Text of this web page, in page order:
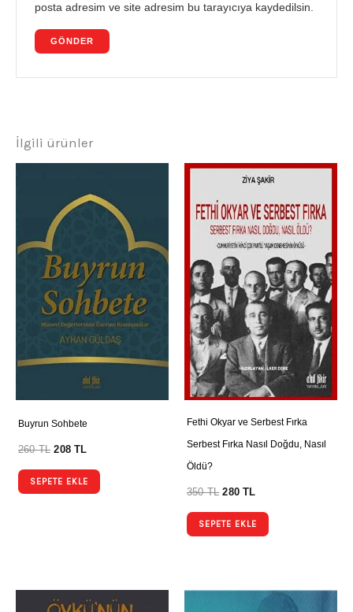
posta adresim ve site adresim bu tarayıcıya kaydedilsin.
İlgili ürünler
Buyrun Sohbete
260TL 208TL
SEPETE EKLE
Fethi Okyar ve Serbest Fırka
Serbest Fırka Nasıl Doğdu, Nasıl
Öldü?
350TL 280TL
SEPETE EKLE